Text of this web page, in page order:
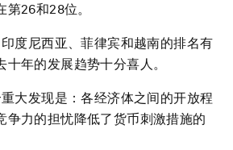
26和28位。
度尼西亚、菲律宾和越南的排名有
年的发展趋势十分喜人。
大发现是：各经济体之间的开放程
争力的担忧降低了货币刺激措施的